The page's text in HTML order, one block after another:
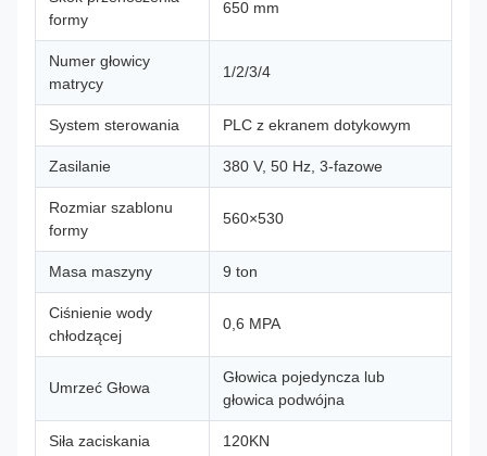
formy
650 mm
Numer głowicy
matrycy
1/2/3/4
System sterowania PLC z ekranem dotykowym
Zasilanie 380 V, 50 Hz, 3-fazowe
Rozmiar szablonu
formy
560×530
Masa maszyny 9 ton
Ciśnienie wody
chłodzącej
0,6 MPA
Umrzeć Głowa
Głowica pojedyncza lub
głowica podwójna
Siła zaciskania 120KN